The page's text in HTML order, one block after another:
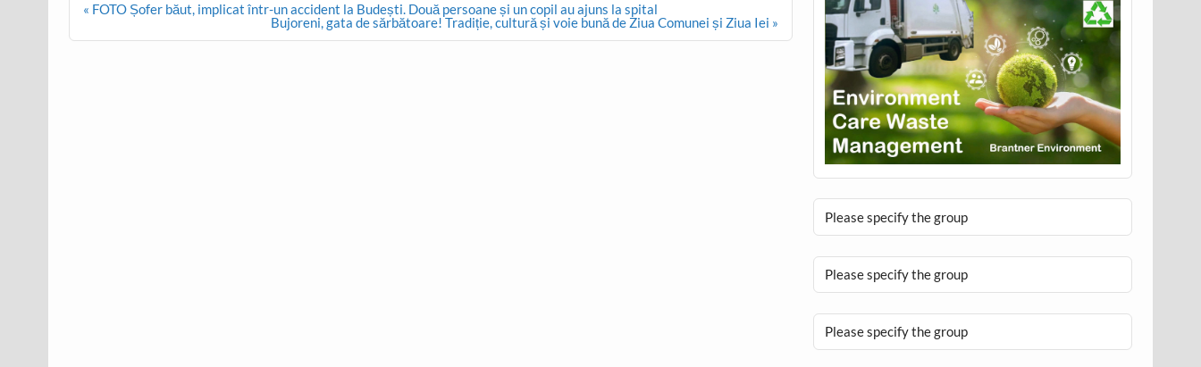
Post
navigation
« FOTO Șofer băut, implicat într-un accident la Budești. Două persoane și un copil au ajuns la spital
Bujoreni, gata de sărbătoare! Tradiție, cultură și voie bună de Ziua Comunei și Ziua Iei »
Please specify the group
Please specify the group
Please specify the group